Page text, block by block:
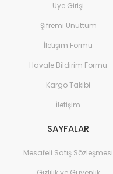
Üye Girişi
Şifremi Unuttum
İletişim Formu
Havale Bildirim Formu
Kargo Takibi
İletişim
SAYFALAR
Mesafeli Satış Sözleşmesi